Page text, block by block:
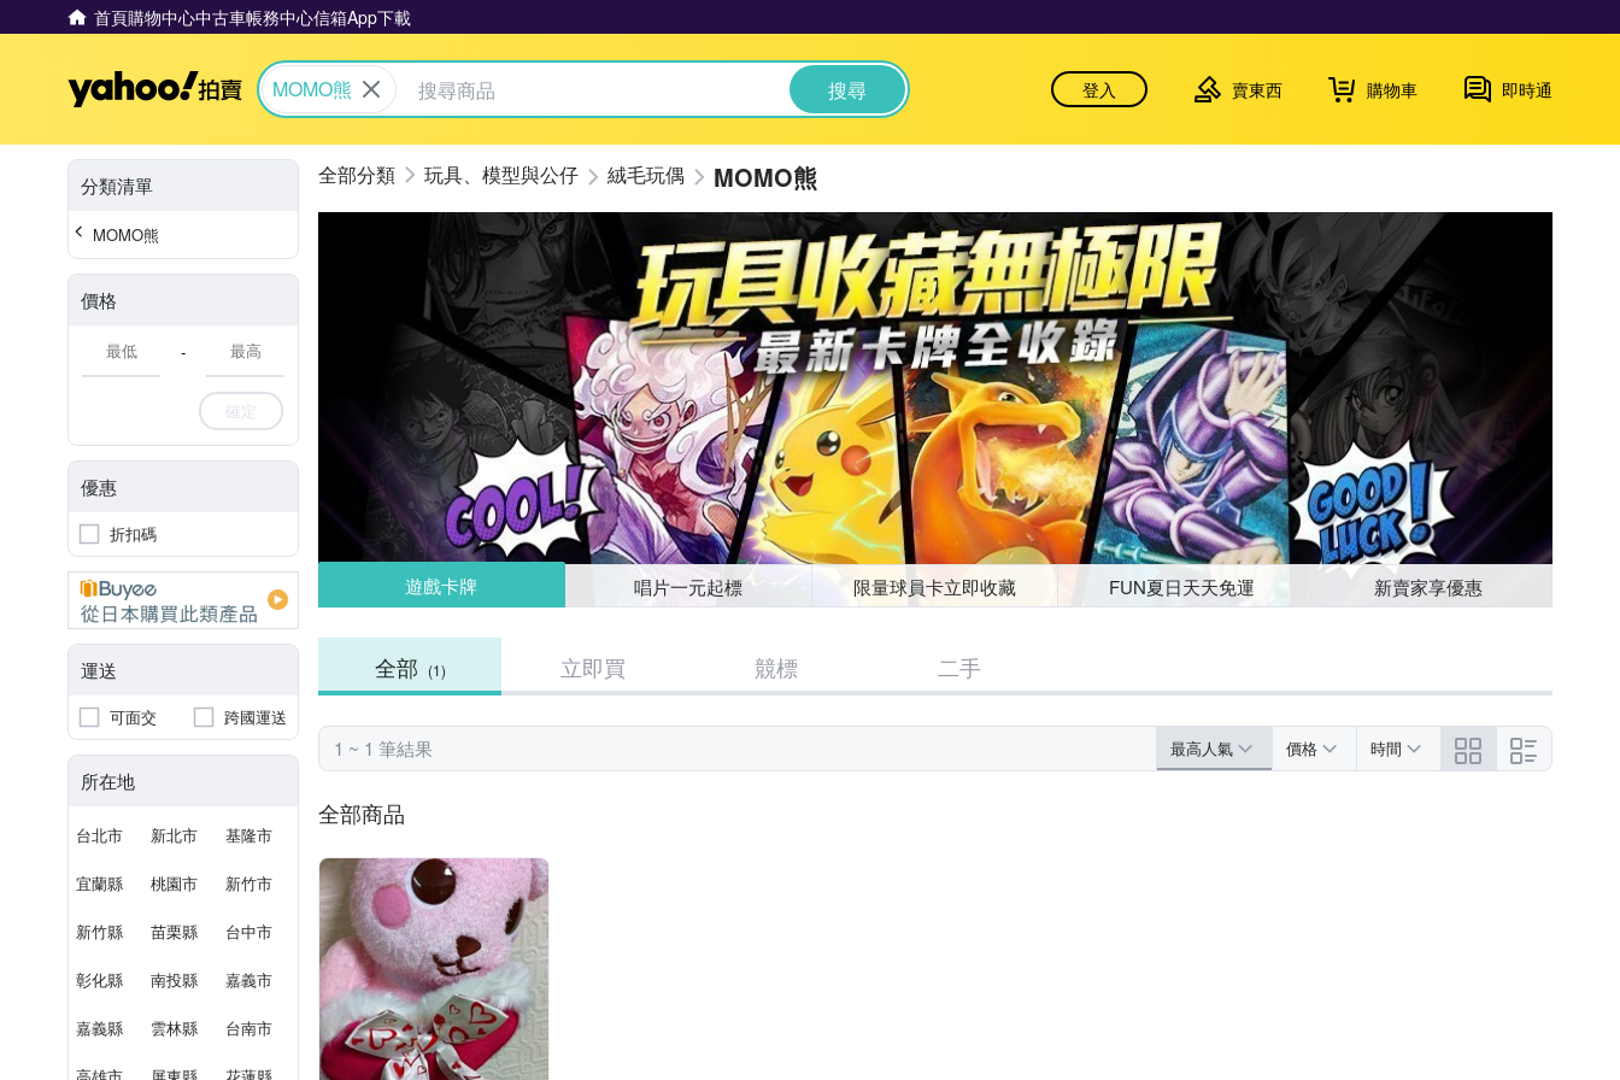
首頁購物中心中古車帳務中心信箱App下載
Yahoo拍賣
MOMO熊 搜尋 登入 賣東西 購物車 即時通
分類清單
MOMO熊
價格
-
確定
優惠
折扣碼
運送
可面交 跨國運送
所在地
台北市 新北市 基隆市
宜蘭縣 桃園市 新竹市
新竹縣 苗栗縣 台中市
彰化縣 南投縣 嘉義市
嘉義縣 雲林縣 台南市
玩具、模型與公仔 絨毛玩偶 MOMO熊
遊戲卡牌 唱片一元起標 限量球員卡立即收藏 FUN夏日天天免運 新賣家享優惠
全部 (1) 立即買 競標 二手
1 ~ 1 筆結果 最高人氣 價格 時間
全部商品